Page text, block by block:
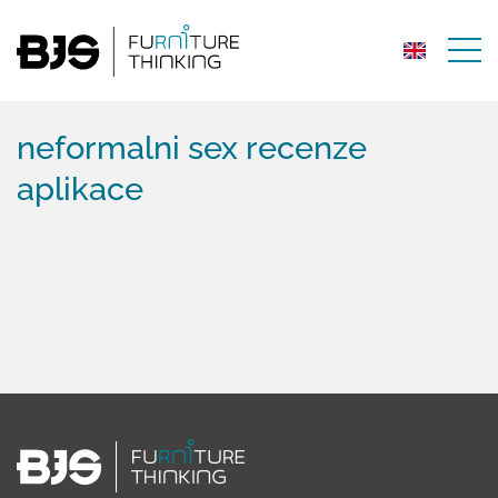
neformalni sex recenze
aplikace